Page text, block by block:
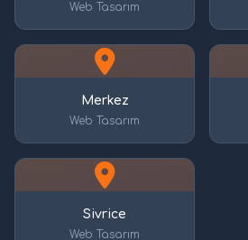
Web Tasarım
Merkez
Web Tasarım
Sivrice
Web Tasarım